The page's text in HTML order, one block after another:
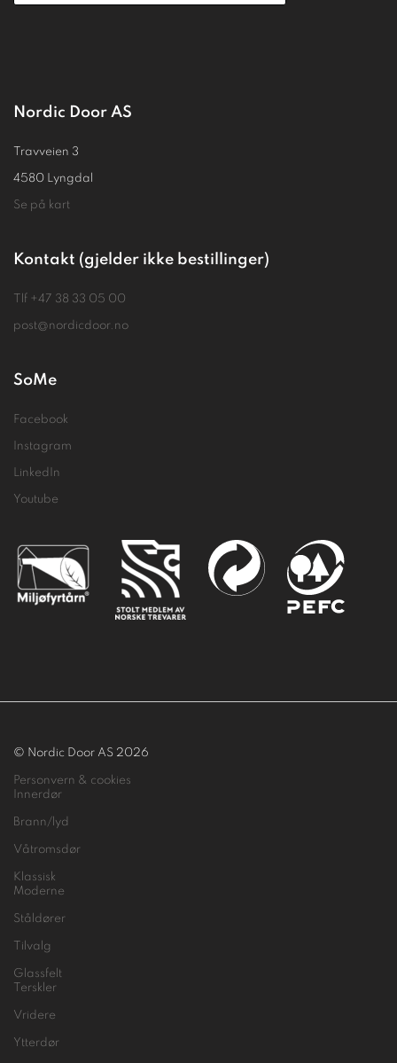
Nordic Door AS
Travveien 3
4580 Lyngdal
Se på kart
Kontakt (gjelder ikke bestillinger)
Tlf +47 38 33 05 00
post@nordicdoor.no
SoMe
Facebook
Instagram
LinkedIn
Youtube
© Nordic Door AS 2026
Personvern & cookies
Innerdør
Brann/lyd
Våtromsdør
Klassisk
Moderne
Ståldører
Tilvalg
Glassfelt
Terskler
Vridere
Ytterdør